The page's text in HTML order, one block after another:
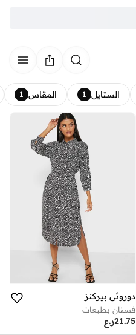
الستايل 1 المقاس 1
دوروثي بيركنز
فستان بطبعات
ر.ع21.75